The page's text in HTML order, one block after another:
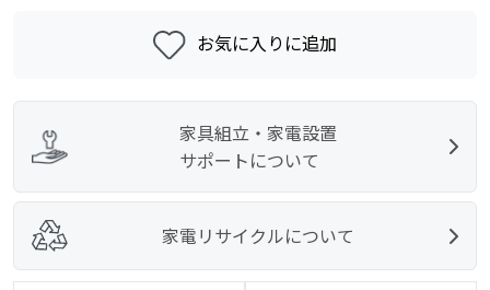
お気に入りに追加
家具組立・家電設置
サポートについて
家電リサイクルについて